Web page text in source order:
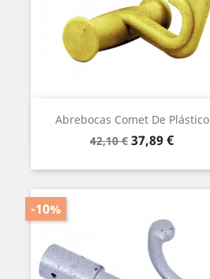
Abrebocas Comet De Plástico
Precio
42,10 € Precio
37,89 €
Vista rápida
-10%